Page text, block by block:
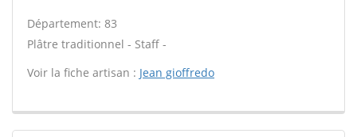
Département: 83
Plâtre traditionnel - Staff -
Voir la fiche artisan : Jean gioffredo